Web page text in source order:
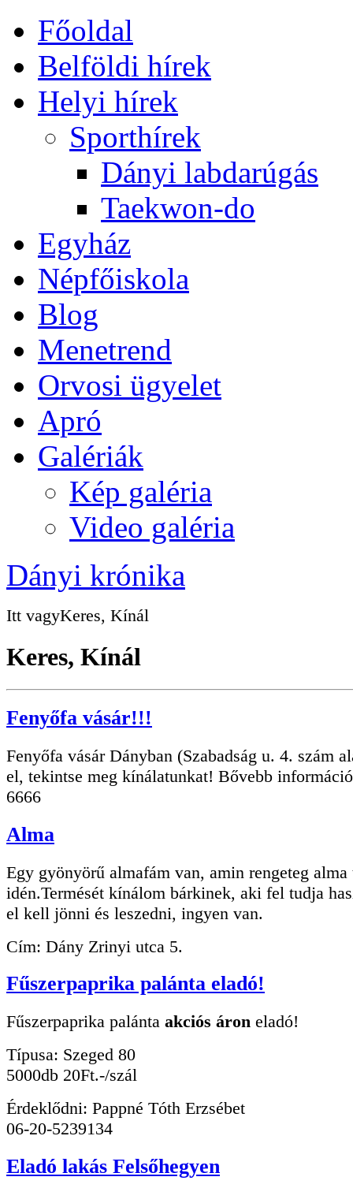
Főoldal
Belföldi hírek
Helyi hírek
Sporthírek
Dányi labdarúgás
Taekwon-do
Egyház
Népfőiskola
Blog
Menetrend
Orvosi ügyelet
Apró
Galériák
Kép galéria
Video galéria
Dányi krónika
Itt vagyKeres, Kínál
Keres, Kínál
Fenyőfa vásár!!!
Fenyőfa vásár Dányban (Szabadság u. 4. szám
el, tekintse meg kínálatunkat! Bővebb
6666
Alma
Egy gyönyörű almafám van, amin rengeteg alma
idén.Termését kínálom bárkinek, aki fel tudja
el kell jönni és leszedni, ingyen van.
Cím: Dány Zrinyi utca 5.
Fűszerpaprika palánta eladó!
Fűszerpaprika palánta akciós áron eladó!
Típusa: Szeged 80
5000db 20Ft.-/szál
Érdeklődni: Pappné Tóth Erzsébet
06-20-5239134
Eladó lakás Felsőhegyen